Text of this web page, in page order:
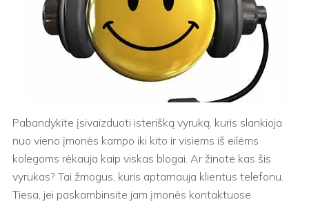
Pabandykite įsivaizduoti isterišką vyruką, kuris slankioja
nuo vieno įmonės kampo iki kito ir visiems iš eilėms
kolegoms rėkauja kaip viskas blogai. Ar žinote kas šis
vyrukas? Tai žmogus, kuris aptarnauja klientus telefonu.
Tiesa, jei paskambinsite jam įmonės kontaktuose